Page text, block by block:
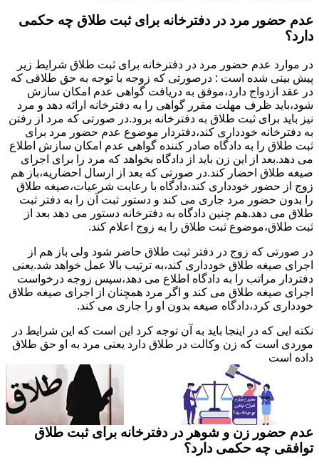
عدم حضور مرد در دفترخانه برای ثبت طلاق چه حکمی
دارد؟
در موارد عدم حضور مرد در دفترخانه برای ثبت طلاق شرایط زیر
پیش بینی شده است : درصورتی که زوجه با توجه به حق طلاقی که
در عقد ازدواج دارد،موفق به دریافت گواهی عدم امکان سازش
شود،باید ظرف مهلت مقرر گواهی را به دفترخانه ارائه دهد و مرد
نیز باید برای ثبت طلاق به دفترخانه برود.در صورتی که مرد از رفتن
به دفترخانه خودداری کند،دفتردار موضوع عدم حضور مرد برای
ثبت طلاق را به دادگاه صادر کننده گواهی عدم امکان سازش اطلاع
می دهد.بعد از این زن باید از دادگاه بخواهد که مرد را برای اجرای
صیغه طلاق احضار کند.در صورتی که بعد از ارسال احضاریه،باز هم
زوج از حضور خودداری کند،دادگاه با رعایت شرعیات،صیغه طلاق
را بدون حضور مرد جاری می کند و دستور ثبت آن را به دفتر ثبت
طلاق می دهد.هم چنین دادگاه به دفترخانه دستور می دهد بعد از
ثبت طلاق،موضوع ثبت طلاق را به زوج اعلام کند.
در صورتی که زوج در دفتر ثبت طلاق حاضر شود ولی باز هم از
اجرای صیغه طلاق خودداری کند،به ترتیب بالا عمل خواهد شد.یعنی
دفتردار مراتب را به دادگاه اطلاع می دهد،سپس زوجه درخواست
اجرای صیغه طلاق می کند و اگر مرد همچنان از اجرای صیغه طلاق
خودداری کرد،دادگاه صیغه بدون او را جاری می کند.
نکته ایی که در اینجا باید به آن توجه کرد این است که این شرایط در
موردی است که زن وکالت در طلاق دارد یعنی مرد به او حق طلاق
داده است
عدم حضور زن و شوهر در دفترخانه برای ثبت طلاق
توافقی چه حکمی دارد؟